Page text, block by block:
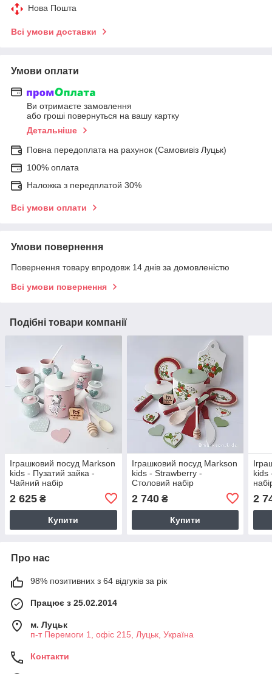
Нова Пошта
Всі умови доставки
Умови оплати
Ви отримаєте замовлення
або гроші повернуться на вашу картку
Детальніше
Повна передоплата на рахунок (Самовивіз Луцьк)
100% оплата
Наложка з передплатой 30%
Всі умови оплати
Умови повернення
Повернення товару впродовж 14 днів за домовленістю
Всі умови повернення
Подібні товари компанії
Іграшковий посуд Markson
kids - Пузатий зайка -
Чайний набір
2 625 ₴
Купити
Іграшковий посуд Markson
kids - Strawberry -
Столовий набір
2 740₴
Купити
kids
2
Про нас
98% позитивних з 64 відгуків за рік
Працює з 25.02.2014
м. Луцьк
п-т Перемоги 1, офіс 215, Луцьк, Україна
Контакти